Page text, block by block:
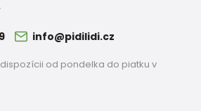
info@pidilidi.cz
od pondelka do piatku v